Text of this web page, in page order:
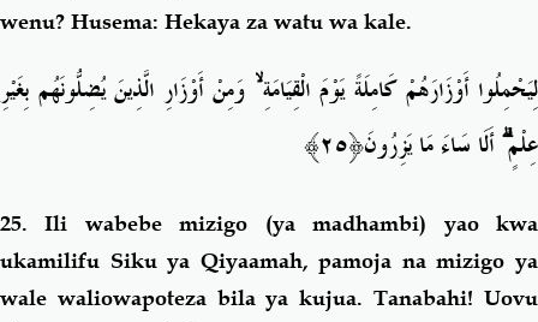
wenu? Husema: Hekaya za watu wa kale.
لِيَحْمِلُوا أَوْزَارَهُمْ كَامِلَةً يَوْمَ الْقِيَامَةِۙ وَمِنْ أَوْزَارِ الَّذِينَ يُضِلُّونَهُم بِغَيْرِ
عِلْمٍۗأَلَا سَاءَ مَا يَزِرُونَ﴿٢٥﴾
25.Ili wabebe mizigo (ya madhambi) yao kwa
ukamilifu Siku ya Qiyaamah, pamoja na mizigo ya
wale waliowapoteza bila ya kujua. Tanabahi! Uovu